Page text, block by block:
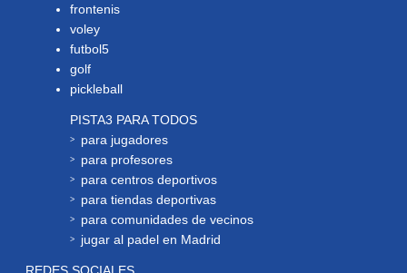
frontenis
voley
futbol5
golf
pickleball
PISTA3 PARA TODOS
para jugadores
para profesores
para centros deportivos
para tiendas deportivas
para comunidades de vecinos
jugar al padel en Madrid
REDES SOCIALES